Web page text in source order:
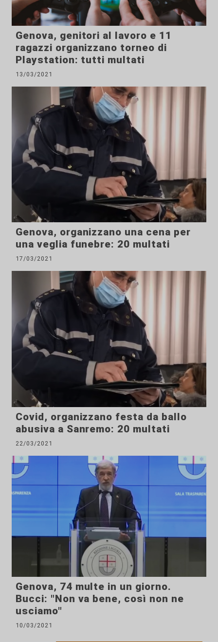
Genova, genitori al lavoro e 11
ragazzi organizzano torneo di
Playstation: tutti multati
13/03/2021
Genova, organizzano una cena per
una veglia funebre: 20 multati
17/03/2021
Covid, organizzano festa da ballo
abusiva a Sanremo: 20 multati
22/03/2021
Genova, 74 multe in un giorno.
Bucci: "Non va bene, così non ne
usciamo"
10/03/2021